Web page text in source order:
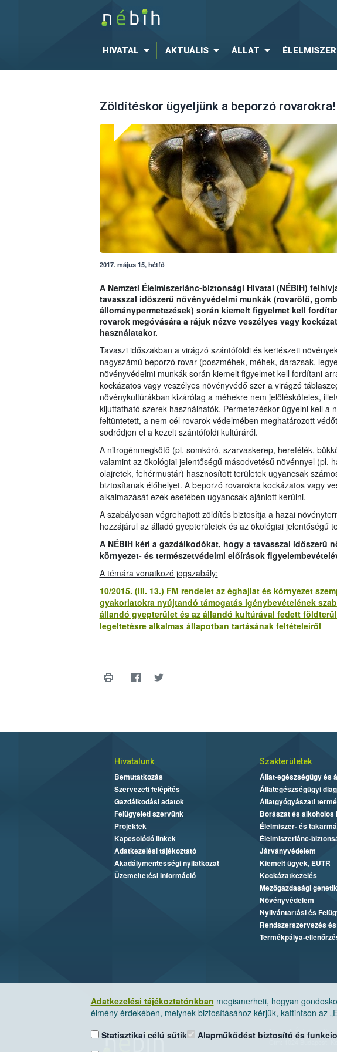
HIVATAL AKTUÁLIS ÁLLAT ÉLELMISZER
Zöldítéskor ügyeljünk a beporzó rovarokra!
2017. május 15, hétfő
A Nemzeti Élelmiszerlánc-biztonsági Hivatal (NÉBIH)
tavasszal időszerű növényvédelmi munkák (rovarölő,
állománypermetezések) során kiemelt figyelmet kell
rovarok megóvására a rájuk nézve veszélyes vagy
használatakor.
Tavaszi időszakban a virágzó szántóföldi és kertészeti
nagyszámú beporzó rovar (poszméhek, méhek, darazsak,
növényvédelmi munkák során kiemelt figyelmet kell fordítani
kockázatos vagy veszélyes növényvédő szer a virágzó
növénykultúrákban kizárólag a méhekre nem jelölésköteles,
kijuttatható szerek használhatók. Permetezéskor ügyelni kell a
feltüntetett, a nem cél rovarok védelmében meghatározott
sodródjon el a kezelt szántóföldi kultúráról.
A nitrogénmegkötő (pl. somkóró, szarvaskerep, herefélék,
valamint az ökológiai jelentőségű másodvetésű növénnyel (pl.
olajretek, fehérmustár) hasznosított területek ugyancsak
biztosítanak élőhelyet. A beporzó rovarokra kockázatos vagy
alkalmazását ezek esetében ugyancsak ajánlott kerülni.
A szabályosan végrehajtott zöldítés biztosítja a hazai
hozzájárul az álladó gyepterületek és az ökológiai jelentőségű
A NÉBIH kéri a gazdálkodókat, hogy a tavasszal időszerű
környezet- és természetvédelmi előírások
A témára vonatkozó jogszabály:
10/2015. (III. 13.) FM rendelet az éghajlat és környezet
gyakorlatokra nyújtandó támogatás igénybevételének
állandó gyepterület és az állandó kultúrával fedett
legeltetésre alkalmas állapotban tartásának feltételeiről
Adatkezelési tájékoztatónkban megismerheti, hogyan
élmény érdekében, melynek biztosításához kérjük, kattintson az
Statisztikai célú sütik
Alapműködést biztosító és
Hivatalunk
Bemutatkozás
Szervezeti felépítés
Gazdálkodási adatok
Felügyeleti szervünk
Projektek
Kapcsolódó linkek
Adatkezelési tájékoztató
Akadálymentességi nyilatkozat
Üzemeltetési információ
Szakterületek
Állat-egészségügy és
Állategészségügyi
Állatgyógyászati
Borászat és alkoholos
Élelmiszer- és
Élelmiszerlánc-
Járványvédelem
Kiemelt ügyek, EUTR
Kockázatkezelés
Mezőgazdasági
Növényvédelem
Nyilvántartási és
Rendszerszervezés
Termékpálya-
Nemzeti